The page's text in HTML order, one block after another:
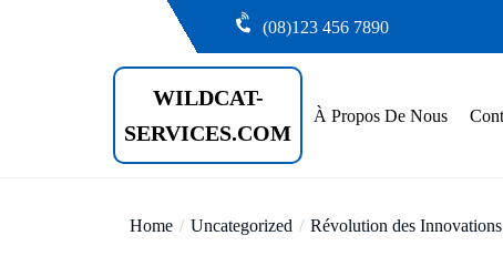
(08)123 456 7890
WILDCAT-
SERVICES.COM
À Propos De Nous
Home Uncategorized Révolution des